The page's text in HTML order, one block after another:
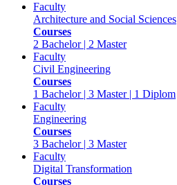
Faculty
Architecture and Social Sciences
Courses
2 Bachelor | 2 Master
Faculty
Civil Engineering
Courses
1 Bachelor | 3 Master | 1 Diplom
Faculty
Engineering
Courses
3 Bachelor | 3 Master
Faculty
Digital Transformation
Courses